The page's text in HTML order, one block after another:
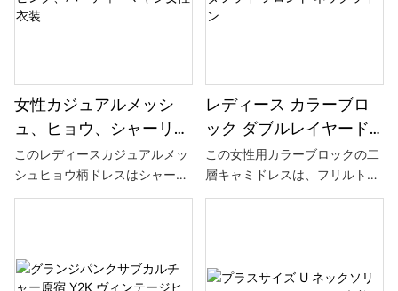
女性カジュアルメッシ
ュ、ヒョウ、シャーリン
グタートルネックドレ
ス、普段着、ショッピン
グ、パーティーマキシ女
このレディースカジュアルメッ
シュヒョウ柄ドレスはシャーリ
ングタートルネック付きで、フ
パーティー向けにデザインされ
ています。
レディース カラーブロ
ック ダブルレイヤード
フリル トリム クロップ
キャミ ドレス バタフラ
イ フロント ネックライ
この女性用カラーブロックの二
層キャミドレスは、フリルトリ
ム、クロップ丈、蝶のフロント